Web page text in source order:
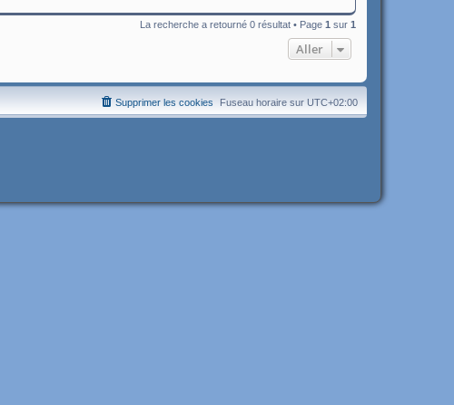
La recherche a retourné 0 résultat • Page 1 sur 1
Aller
Fuseau horaire sur UTC+02:00
Supprimer les cookies